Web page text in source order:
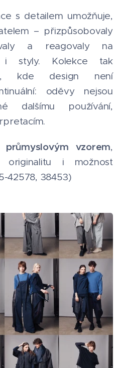
s detailem umožňuje,
– přizpůsobovaly
a reagovaly na
i styly. Kolekce tak
kde design není
oděvy nejsou
dalšímu používání,
vzorem,
i možnost
42578, 38453)